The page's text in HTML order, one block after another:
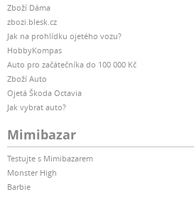
Zboží Dáma
zbozi.blesk.cz
Jak na prohlídku ojetého vozu?
HobbyKompas
Auto pro začátečníka do 100 000 Kč
Zboží Auto
Ojetá Škoda Octavia
Jak vybrat auto?
Mimibazar
Testujte s Mimibazarem
Monster High
Barbie